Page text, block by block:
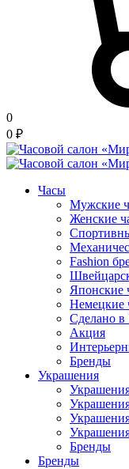
0
0 ₽
Часы
Мужские
Женские
Fashion
Японские
Немецкие
Сделано в
Акция
Бренды
Украшения
Бренды
Бренды